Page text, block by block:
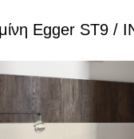
στη θερμότητα και
στη καθημερινή
Egger ST9 /